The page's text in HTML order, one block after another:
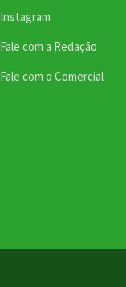
Instagram
Fale com a Redação
Fale com o Comercial